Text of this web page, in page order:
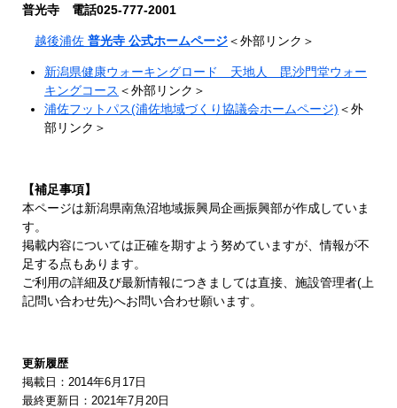
普光寺 電話025-777-2001
越後浦佐 普光寺 公式ホームページ＜外部リンク＞
新潟県健康ウォーキングロード 天地人 毘沙門堂ウォー
キングコース ＜外部リンク＞
浦佐フットパス(浦佐地域づくり協議会ホームページ) ＜外
部リンク＞
【補足事項】
本ページは新潟県南魚沼地域振興局企画振興部が作成していま
す。
掲載内容については正確を期すよう努めていますが、情報が不
足する点もあります。
ご利用の詳細及び最新情報につきましては直接、施設管理者(上
記問い合わせ先)へお問い合わせ願います。
更新履歴
掲載日：2014年6月17日
最終更新日：2021年7月20日